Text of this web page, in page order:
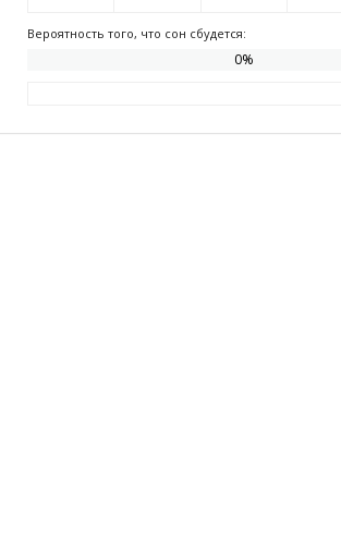
Вероятность того, что сон сбудется:
0%